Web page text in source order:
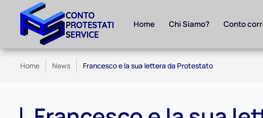
Skip to main content Home Chi Siamo? Conto
Home News Francesco e la sua lettera da Protestato